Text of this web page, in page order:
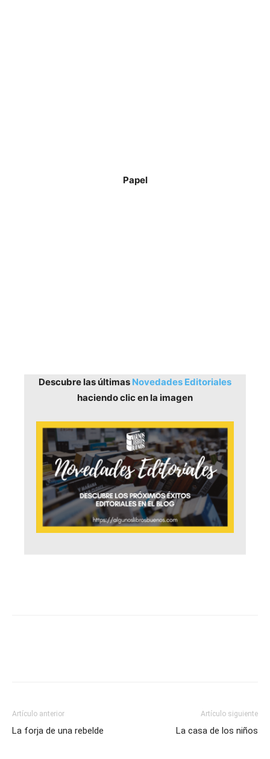
Papel
Descubre las últimas Novedades Editoriales
haciendo clic en la imagen
Artículo anterior
La forja de una rebelde
Artículo siguiente
La casa de los niños